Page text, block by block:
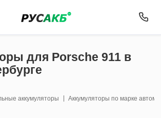
для Porsche 911 в
аккумуляторы Аккумуляторы по марке